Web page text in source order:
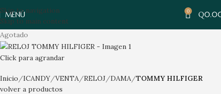
Skip to navigation
Skip to main content
MENÚ 0 Q
Agotado
Click para agrandar
Inicio ICANDY VENTA RELOJ DAMA TOMMY HILFIGER
volver a productos